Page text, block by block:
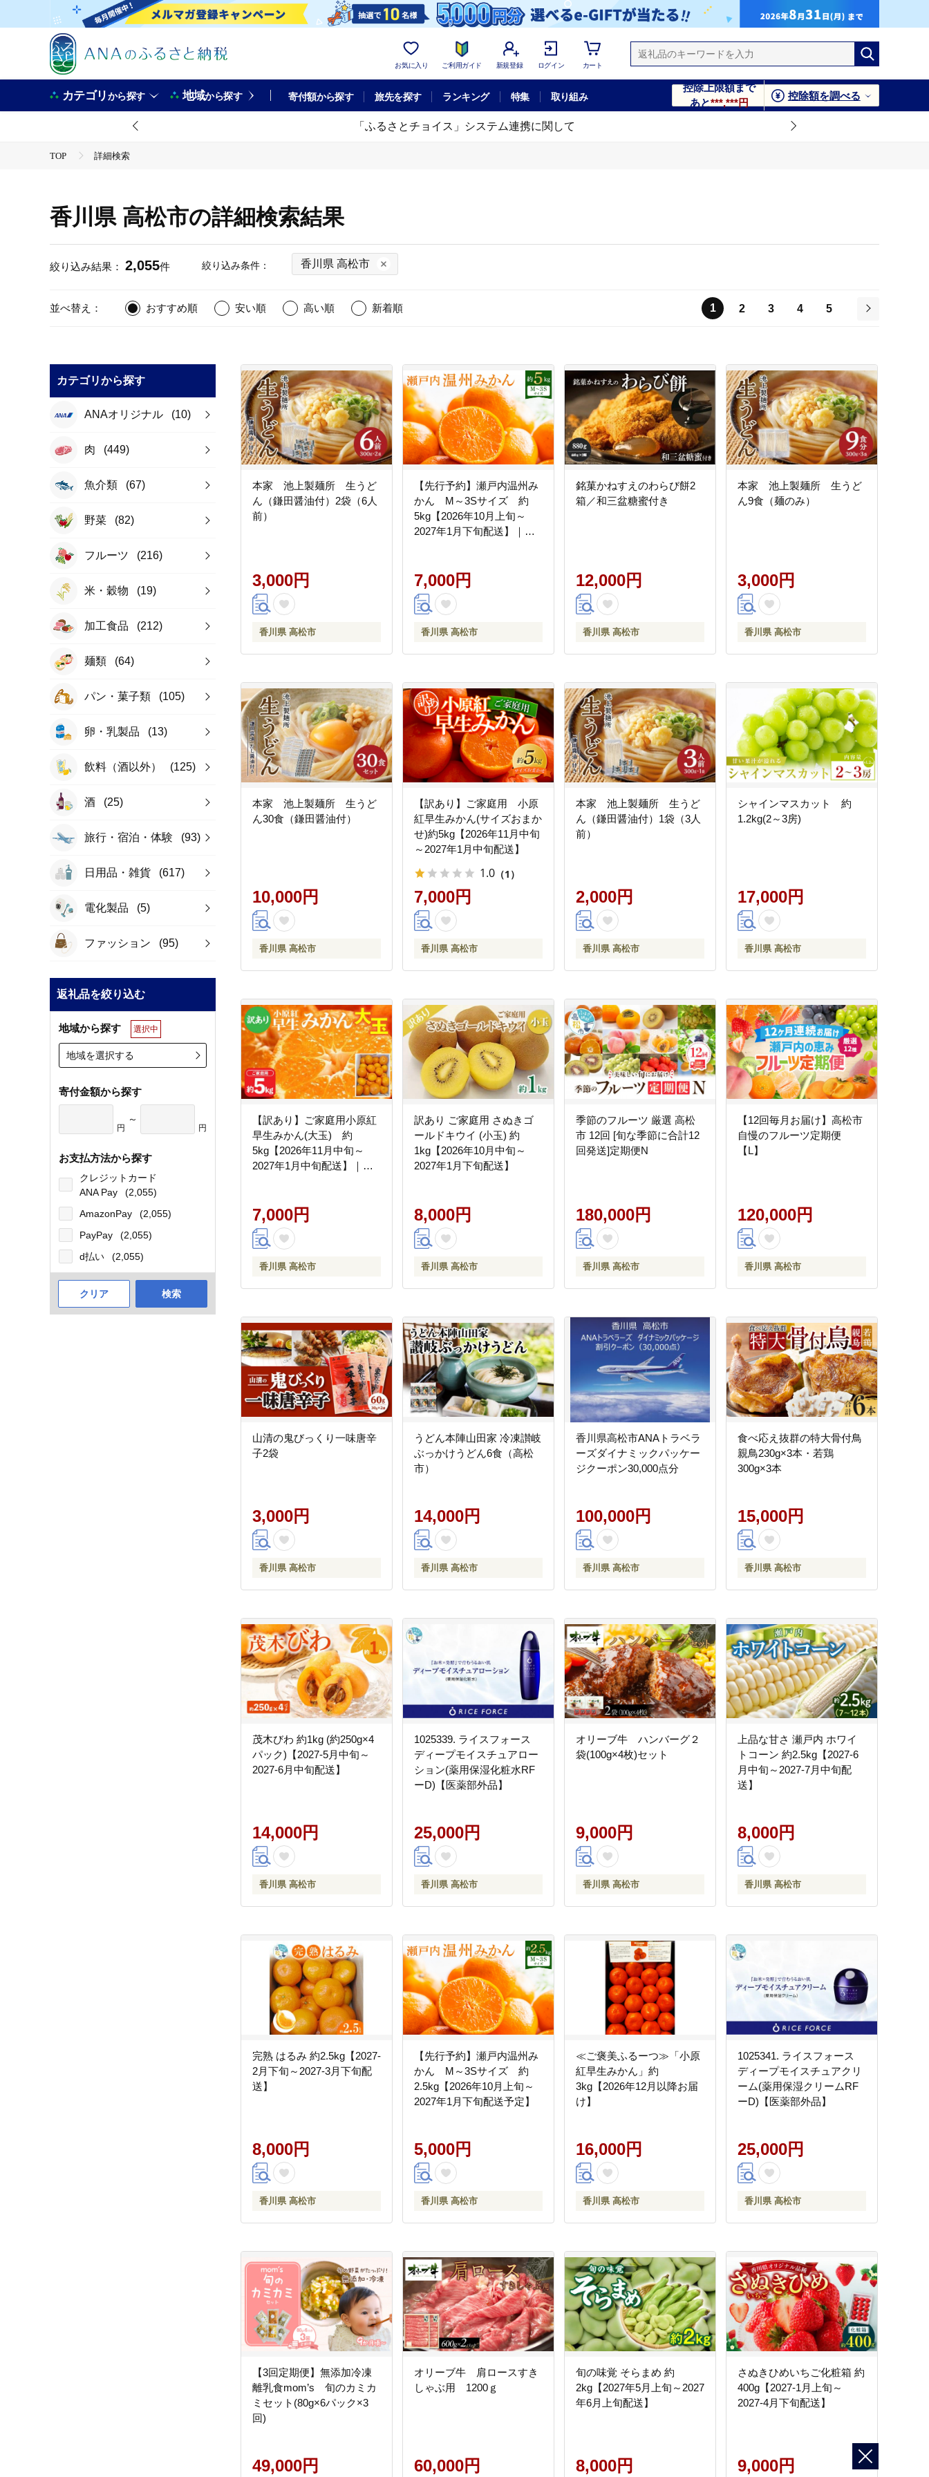
お気に入り ご利用ガイド 新規登録 ログイン カート
カテゴリから探す 地域から探す 寄付額から探す 旅先を探す ランキング 特集 取り組み
控除上限額まで
あと***,***円
控除額を調べる
「ふるさとチョイス」システム連携に関して
TOP 詳細検索
香川県 高松市の詳細検索結果
絞り込み結果： 2,055件 絞り込み条件： 香川県 高松市
並べ替え： おすすめ順 安い順 高い順 新着順 1 2 3 4
5
カテゴリから探す
ANAオリジナル (10)
肉 (449)
魚介類 (67)
野菜 (82)
フルーツ (216)
米・穀物 (19)
加工食品 (212)
麺類 (64)
パン・菓子類 (105)
卵・乳製品 (13)
飲料（酒以外） (125)
酒 (25)
旅行・宿泊・体験 (93)
日用品・雑貨 (617)
電化製品 (5)
ファッション (95)
返礼品を絞り込む
地域から探す 選択中
地域を選択する
寄付金額から探す
円
～
円
お支払方法から探す
クレジットカード
ANA Pay
(2,055)
AmazonPay
(2,055)
PayPay
(2,055)
d払い
(2,055)
クリア 検索
本家 池上製麺所 生うど
ん（鎌田醤油付）2袋（6人
前）
3,000円
香川県 高松市
【先行予約】瀬戸内温州み
かん M～3Sサイズ 約
5kg【2026年10月上旬～
2027年1月下旬配送】｜柑
甘い 果物 くだもの フルー
ツ 香川 高松市 人気 おすす
め
7,000円
香川県 高松市
銘菓かねすえのわらび餅2
箱／和三盆糖蜜付き
12,000円
香川県 高松市
本家 池上製麺所 生うど
ん9食（麺のみ）
3,000円
香川県 高松市
本家 池上製麺所 生うど
ん30食（鎌田醤油付）
10,000円
香川県 高松市
【訳あり】ご家庭用 小原
紅早生みかん(サイズおまか
せ)約5kg【2026年11月中旬
～2027年1月中旬配送】
1.0 （1）
7,000円
香川県 高松市
本家 池上製麺所 生うど
ん（鎌田醤油付）1袋（3人
前）
2,000円
香川県 高松市
シャインマスカット 約
1.2kg(2～3房)
17,000円
香川県 高松市
【訳あり】ご家庭用小原紅
早生みかん(大玉) 約
5kg【2026年11月中旬～
2027年1月中旬配送】｜早
用みかん 甘い フルーツ く
だもの 果物 柑橘 わけあり
先行予約
7,000円
香川県 高松市
訳あり ご家庭用 さぬきゴ
ールドキウイ (小玉) 約
1kg【2026年10月中旬～
2027年1月下旬配送】
8,000円
香川県 高松市
季節のフルーツ 厳選 高松
市 12回 [旬な季節に合計12
回発送]定期便N
180,000円
香川県 高松市
【12回毎月お届け】高松市
自慢のフルーツ定期便
【L】
120,000円
香川県 高松市
山清の鬼びっくり一味唐辛
子2袋
3,000円
香川県 高松市
うどん本陣山田家 冷凍讃岐
ぶっかけうどん6食（高松
市）
14,000円
香川県 高松市
香川県高松市ANAトラベラ
ーズダイナミックパッケー
ジクーポン30,000点分
100,000円
香川県 高松市
食べ応え抜群の特大骨付鳥
親鳥230g×3本・若鶏
300g×3本
15,000円
香川県 高松市
茂木びわ 約1kg (約250g×4
パック)【2027-5月中旬～
2027-6月中旬配送】
14,000円
香川県 高松市
1025339. ライスフォース
ディープモイスチュアロー
ション(薬用保湿化粧水RF
ーD)【医薬部外品】
25,000円
香川県 高松市
オリーブ牛 ハンバーグ２
袋(100g×4枚)セット
9,000円
香川県 高松市
上品な甘さ 瀬戸内 ホワイ
トコーン 約2.5kg【2027-6
月中旬～2027-7月中旬配
送】
8,000円
香川県 高松市
完熟 はるみ 約2.5kg【2027-
2月下旬～2027-3月下旬配
送】
8,000円
香川県 高松市
【先行予約】瀬戸内温州み
かん M～3Sサイズ 約
2.5kg【2026年10月上旬～
2027年1月下旬配送予定】
5,000円
香川県 高松市
≪ご褒美ふるーつ≫「小原
紅早生みかん」約
3kg【2026年12月以降お届
け】
16,000円
香川県 高松市
1025341. ライスフォース
ディープモイスチュアクリ
ーム(薬用保湿クリームRF
ーD)【医薬部外品】
25,000円
香川県 高松市
【3回定期便】無添加冷凍
離乳食mom’s 旬のカミカ
ミセット(80g×6パック×3
回)
49,000円
オリーブ牛 肩ロースすき
しゃぶ用 1200ｇ
60,000円
旬の味覚 そらまめ 約
2kg【2027年5月上旬～2027
年6月上旬配送】
8,000円
さぬきひめいちご化粧箱 約
400g【2027-1月上旬～
2027-4月下旬配送】
9,000円